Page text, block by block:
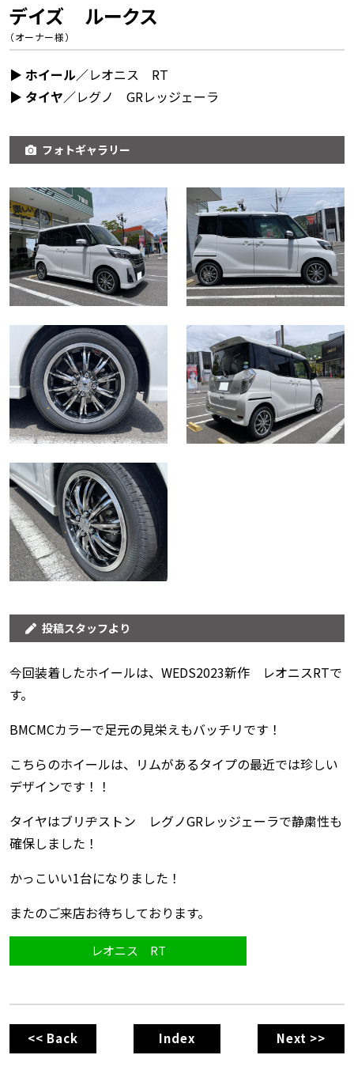
デイズ ルークス
（オーナー様）
▶︎ ホイール／レオニス RT
▶︎ タイヤ／レグノ GRレッジェーラ
フォトギャラリー
投稿スタッフより
今回装着したホイールは、WEDS2023新作 レオニスRTで
す。
BMCMCカラーで足元の見栄えもバッチリです！
こちらのホイールは、リムがあるタイプの最近では珍しい
デザインです！！
タイヤはブリヂストン レグノGRレッジェーラで静粛性も
確保しました！
かっこいい1台になりました！
またのご来店お待ちしております。
レオニス RT
<< Back Index Next >>